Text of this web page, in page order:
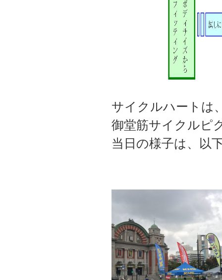
サイクルハートは
御堂筋サイクルピ
当日の様子は、以